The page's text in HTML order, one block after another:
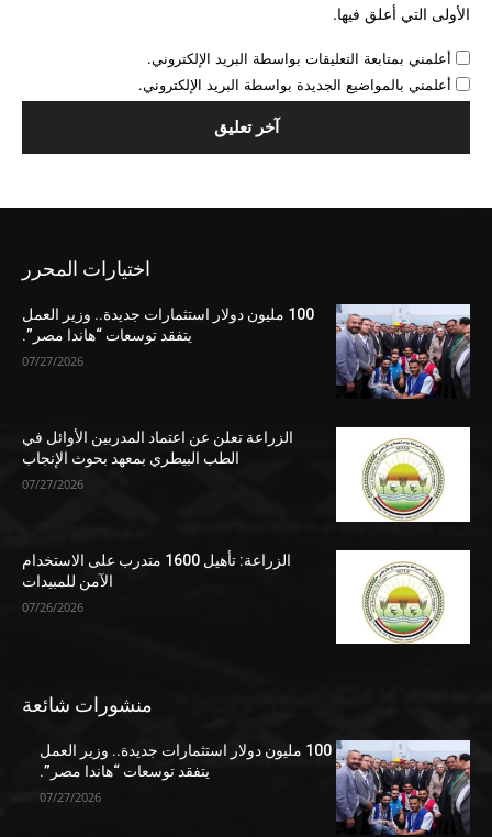
الأولى التي أعلق فيها.
أعلمني بمتابعة التعليقات بواسطة البريد الإلكتروني.
أعلمني بالمواضيع الجديدة بواسطة البريد الإلكتروني.
اختيارات المحرر
100 مليون دولار استثمارات جديدة.. وزير العمل
يتفقد توسعات “هاندا مصر”.
07/27/2026
الزراعة تعلن عن اعتماد المدربين الأوائل في
الطب البيطري بمعهد بحوث الإنجاب
07/27/2026
الزراعة: تأهيل 1600 متدرب على الاستخدام
الآمن للمبيدات
07/26/2026
منشورات شائعة
100 مليون دولار استثمارات جديدة.. وزير العمل
يتفقد توسعات “هاندا مصر”.
07/27/2026